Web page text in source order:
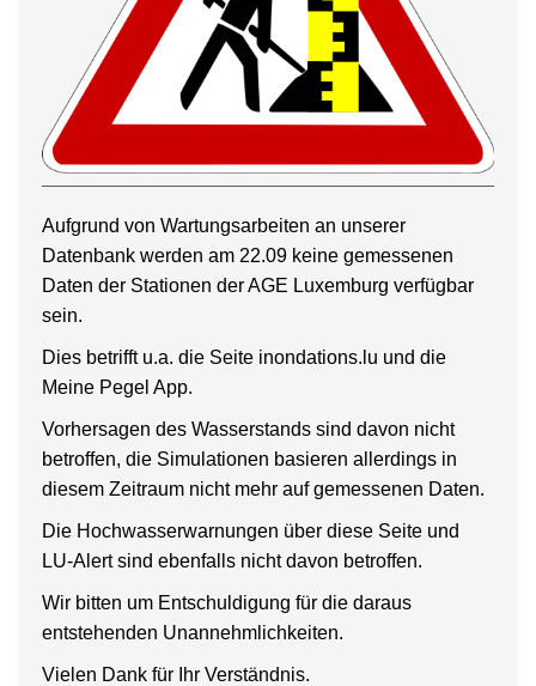
Aufgrund von Wartungsarbeiten an unserer
Datenbank werden am 22.09 keine gemessenen
Daten der Stationen der AGE Luxemburg verfügbar
sein.
Dies betrifft u.a. die Seite inondations.lu und die
Meine Pegel App.
Vorhersagen des Wasserstands sind davon nicht
betroffen, die Simulationen basieren allerdings in
diesem Zeitraum nicht mehr auf gemessenen Daten.
Die Hochwasserwarnungen über diese Seite und
LU-Alert sind ebenfalls nicht davon betroffen.
Wir bitten um Entschuldigung für die daraus
entstehenden Unannehmlichkeiten.
Vielen Dank für Ihr Verständnis.